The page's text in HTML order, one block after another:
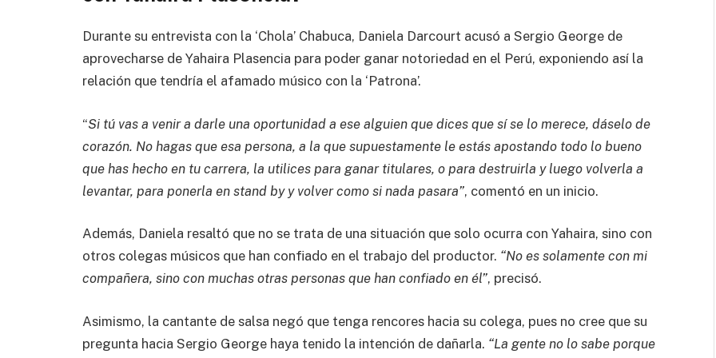
Durante su entrevista con la ‘Chola’ Chabuca, Daniela Darcourt acusó a Sergio George de
aprovecharse de Yahaira Plasencia para poder ganar notoriedad en el Perú, exponiendo así la
relación que tendría el afamado músico con la ‘Patrona’.
“Si tú vas a venir a darle una oportunidad a ese alguien que dices que sí se lo merece, dáselo de
corazón. No hagas que esa persona, a la que supuestamente le estás apostando todo lo bueno
que has hecho en tu carrera, la utilices para ganar titulares, o para destruirla y luego volverla a
levantar, para ponerla en stand by y volver como si nada pasara”, comentó en un inicio.
Además, Daniela resaltó que no se trata de una situación que solo ocurra con Yahaira, sino con
otros colegas músicos que han confiado en el trabajo del productor. “No es solamente con mi
compañera, sino con muchas otras personas que han confiado en él”, precisó.
Asimismo, la cantante de salsa negó que tenga rencores hacia su colega, pues no cree que su
pregunta hacia Sergio George haya tenido la intención de dañarla. “La gente no lo sabe porque